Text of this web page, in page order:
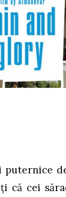
puternice
că cei